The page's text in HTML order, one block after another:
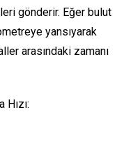
gönderir. Eğer bulut
yansıyarak
arasındaki zamanı
Hızı: